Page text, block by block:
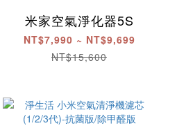
米家空氣淨化器5S
NT$7,990 ~ NT$9,699
NT$15,600